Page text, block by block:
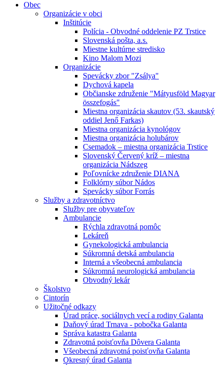
Obec
Organizácie v obci
Inštitúcie
Polícia - Obvodné oddelenie PZ Trstice
Slovenská pošta, a.s.
Miestne kultúrne stredisko
Kino Malom Mozi
Organizácie
Spevácky zbor "Zsálya"
Dychová kapela
Občianske združenie "Mátyusföld Magyar
összefogás"
Miestna organizácia skautov (53. skautský
oddiel Jenő Farkas)
Miestna organizácia kynológov
Miestna organizácia holubárov
Csemadok – miestna organizácia Trstice
Slovenský Červený kríž – miestna
organizácia Nádszeg
Poľovnícke združenie DIANA
Folklórny súbor Nádos
Spevácky súbor Forrás
Služby a zdravotníctvo
Služby pre obyvateľov
Ambulancie
Rýchla zdravotná pomôc
Lekáreň
Gynekologická ambulancia
Súkromná detská ambulancia
Interná a všeobecná ambulancia
Súkromná neurologická ambulancia
Obvodný lekár
Školstvo
Cintorín
Užitočné odkazy
Úrad práce, sociálnych vecí a rodiny Galanta
Daňový úrad Trnava - pobočka Galanta
Správa katastra Galanta
Zdravotná poisťovňa Dôvera Galanta
Všeobecná zdravotná poisťovňa Galanta
Okresný úrad Galanta